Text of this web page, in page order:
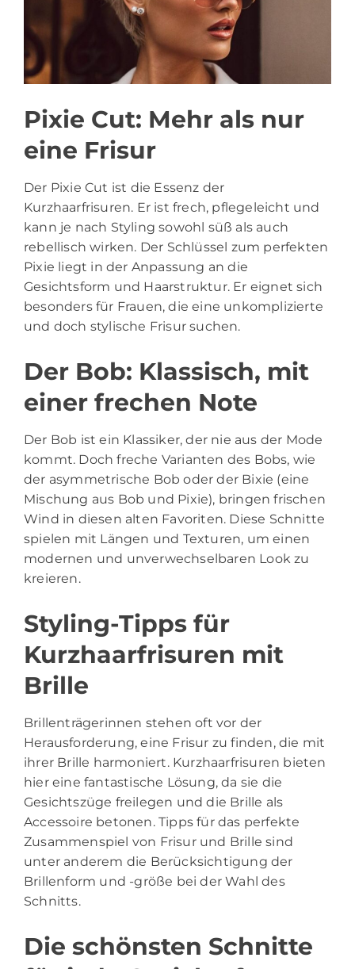
Pixie Cut: Mehr als nur
eine Frisur
Der Pixie Cut ist die Essenz der
Kurzhaarfrisuren. Er ist frech, pflegeleicht und
kann je nach Styling sowohl süß als auch
rebellisch wirken. Der Schlüssel zum perfekten
Pixie liegt in der Anpassung an die
Gesichtsform und Haarstruktur. Er eignet sich
besonders für Frauen, die eine unkomplizierte
und doch stylische Frisur suchen.
Der Bob: Klassisch, mit
einer frechen Note
Der Bob ist ein Klassiker, der nie aus der Mode
kommt. Doch freche Varianten des Bobs, wie
der asymmetrische Bob oder der Bixie (eine
Mischung aus Bob und Pixie), bringen frischen
Wind in diesen alten Favoriten. Diese Schnitte
spielen mit Längen und Texturen, um einen
modernen und unverwechselbaren Look zu
kreieren.
Styling-Tipps für
Kurzhaarfrisuren mit
Brille
Brillenträgerinnen stehen oft vor der
Herausforderung, eine Frisur zu finden, die mit
ihrer Brille harmoniert. Kurzhaarfrisuren bieten
hier eine fantastische Lösung, da sie die
Gesichtszüge freilegen und die Brille als
Accessoire betonen. Tipps für das perfekte
Zusammenspiel von Frisur und Brille sind
unter anderem die Berücksichtigung der
Brillenform und -größe bei der Wahl des
Schnitts.
Die schönsten Schnitte